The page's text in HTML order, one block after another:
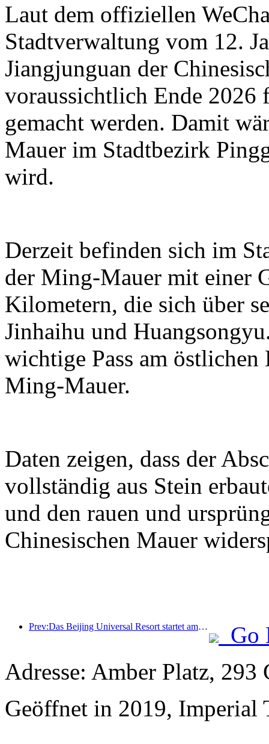
Laut dem offiziellen
Stadtverwaltung vom 12.
Jiangjunguan der
voraussichtlich Ende
gemacht werden. Damit
Mauer im Stadtbezirk
wird.
Derzeit befinden sich im
der Ming-Mauer mit einer
Kilometern, die sich über
Jinhaihu und
wichtige Pass am
Ming-Mauer.
Daten zeigen, dass der
vollständig aus Stein
und den rauen und
Chinesischen Mauer
Prev:Das Beijing Universal Resort startet am 23. Januar sein 40-tägiges Universal Chinese New Year Event.
Go
Adresse: Amber Platz, 293
Geöffnet in 2019, Imperial